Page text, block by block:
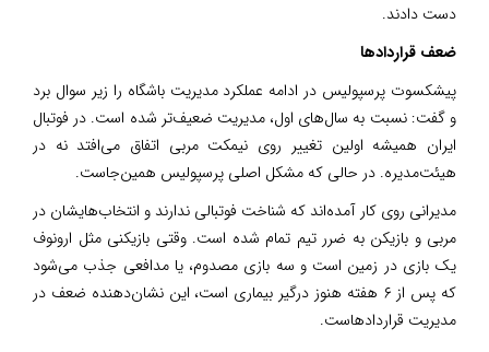
دست دادند.
ضعف قراردادها
پیشکسوت پرسپولیس در ادامه عملکرد مدیریت باشگاه را زیر سوال برد
و گفت: نسبت به سال‌های اول، مدیریت ضعیف‌تر شده است. در فوتبال
ایران همیشه اولین تغییر روی نیمکت مربی اتفاق می‌افتد نه در
هیئت‌مدیره. در حالی که مشکل اصلی پرسپولیس همین‌جاست.
مدیرانی روی کار آمده‌اند که شناخت فوتبالی ندارند و انتخاب‌هایشان در
مربی و بازیکن به ضرر تیم تمام شده است. وقتی بازیکنی مثل ارونوف
یک بازی در زمین است و سه بازی مصدوم، یا مدافعی جذب می‌شود
که پس از ۶‌ هفته هنوز درگیر بیماری است، این نشان‌دهنده ضعف در
مدیریت قراردادهاست.